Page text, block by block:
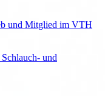
und Mitglied im VTH
und